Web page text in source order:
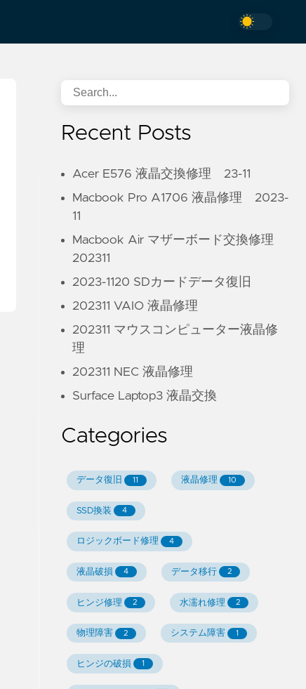
Recent Posts
Acer E576 液晶交換修理 23-11
Macbook Pro A1706 液晶修理 2023-
11
Macbook Air マザーボード交換修理
202311
2023-1120 SDカードデータ復旧
202311 VAIO 液晶修理
202311 マウスコンピューター液晶修
理
202311 NEC 液晶修理
Surface Laptop3 液晶交換
Categories
データ復旧 11 液晶修理 10
SSD換装 4
ロジックボード修理 4
液晶破損 4 データ移行 2
ヒンジ修理 2 水濡れ修理 2
物理障害 2 システム障害 1
ヒンジの破損 1